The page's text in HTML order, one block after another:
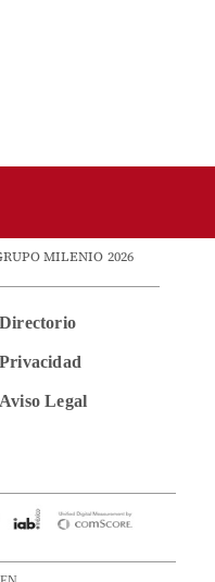
MILENIO 2026
Directorio
Privacidad
Aviso Legal